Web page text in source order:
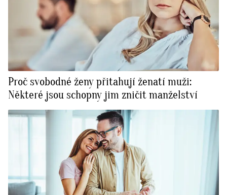
Proč svobodné ženy přitahují ženatí muži:
Některé jsou schopny jim zničit manželství